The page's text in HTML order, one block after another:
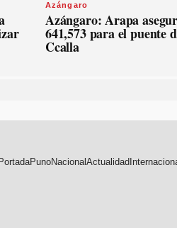
Azángaro
Azángaro: Arapa
641,573 para el puente
Ccalla
PortadaPunoNacionalActualidad